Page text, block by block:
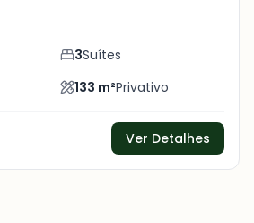
3Suítes
133 m²Privativo
Ver Detalhes